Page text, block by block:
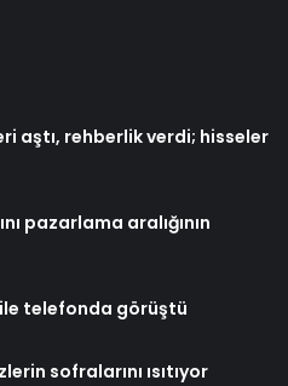
aştı, rehberlik verdi; hisseler
pazarlama aralığının
ile telefonda görüştü
sofralarını ısıtıyor